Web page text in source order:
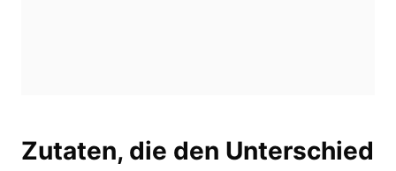
Zutaten, die den Unterschied